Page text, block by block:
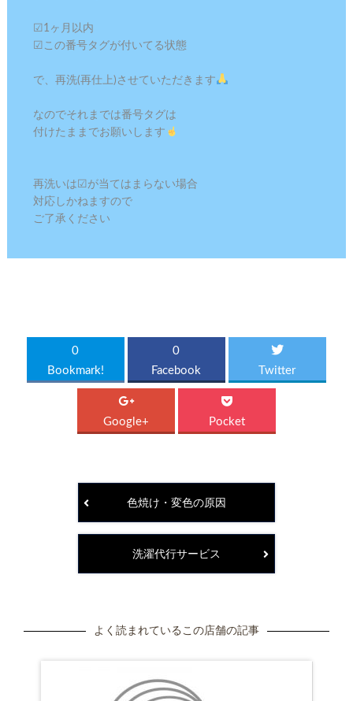
︎︎︎︎☑︎1ヶ月以内⁡
⁡︎︎︎︎☑︎この番号タグが付いてる状態 ⁡
⁡で、再洗(再仕上)させていただきます
⁡なのでそれまでは番号タグは⁡
⁡付けたままでお願いします
⁡再洗いは︎︎︎︎☑︎が当てはまらない場合⁡
⁡対応しかねますので⁡
⁡ご了承ください
0
Bookmark!
0
Facebook
Twitter
Google+ Pocket
色焼け・変色の原因
洗濯代行サービス
よく読まれているこの店舗の記事